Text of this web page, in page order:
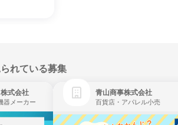
れている募集
式会社
器メーカー
青山商事株式会社
百貨店・アパレル小売